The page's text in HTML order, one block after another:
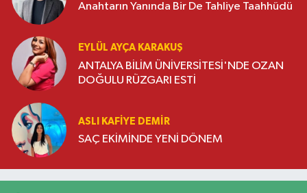
Anahtarın Yanında Bir De Tahliye Taahhüdü
EYLÜL AYÇA KARAKUŞ
ANTALYA BİLİM ÜNİVERSİTESİ'NDE OZAN
DOĞULU RÜZGARI ESTİ
ASLI KAFIYE DEMIR
SAÇ EKİMİNDE YENİ DÖNEM